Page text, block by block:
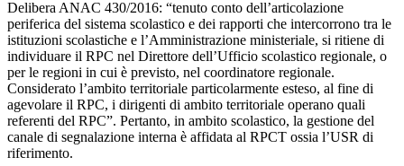
Delibera ANAC 430/2016: “tenuto conto dell’articolazione
periferica del sistema scolastico e dei rapporti che intercorrono tra le
istituzioni scolastiche e l’Amministrazione ministeriale, si ritiene di
individuare il RPC nel Direttore dell’Ufficio scolastico regionale, o
per le regioni in cui è previsto, nel coordinatore regionale.
Considerato l’ambito territoriale particolarmente esteso, al fine di
agevolare il RPC, i dirigenti di ambito territoriale operano quali
referenti del RPC”. Pertanto, in ambito scolastico, la gestione del
canale di segnalazione interna è affidata al RPCT ossia l’USR di
riferimento.